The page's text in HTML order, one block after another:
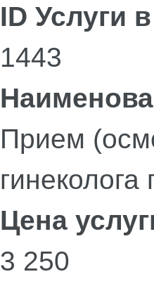
ID Услуги
1443
Прием
Цена
3 250